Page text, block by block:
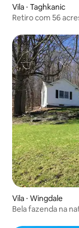
Vila ⋅ Taghkanic
Retiro com 56
Vila ⋅ Wingdale
Bela fazenda na